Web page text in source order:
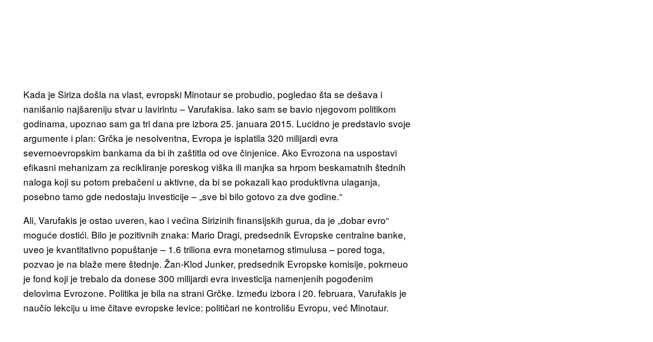
Kada je Siriza došla na vlast, evropski Minotaur se probudio, pogledao šta se dešava i
nanišanio najšareniju stvar u lavirintu – Varufakisa. Iako sam se bavio njegovom politikom
godinama, upoznao sam ga tri dana pre izbora 25. januara 2015. Lucidno je predstavio svoje
argumente i plan: Grčka je nesolventna, Evropa je isplatila 320 milijardi evra
severnoevropskim bankama da bi ih zaštitla od ove činjenice. Ako Evrozona na uspostavi
efikasni mehanizam za recikliranje poreskog viška ili manjka sa hrpom beskamatnih štednih
naloga koji su potom prebačeni u aktivne, da bi se pokazali kao produktivna ulaganja,
posebno tamo gde nedostaju investicije – „sve bi bilo gotovo za dve godine.“
Ali, Varufakis je ostao uveren, kao i većina Sirizinih finansijskih gurua, da je „dobar evro“
moguće dostići. Bilo je pozitivnih znaka: Mario Dragi, predsednik Evropske centralne banke,
uveo je kvantitativno popuštanje – 1.6 triliona evra monetarnog stimulusa – pored toga,
pozvao je na blaže mere štednje. Žan-Klod Junker, predsednik Evropske komisije, pokrneuo
je fond koji je trebalo da donese 300 milijardi evra investicija namenjenih pogođenim
delovima Evrozone. Politika je bila na strani Grčke. Između izbora i 20. februara, Varufakis je
naučio lekciju u ime čitave evropske levice: političari ne kontrolišu Evropu, već Minotaur.